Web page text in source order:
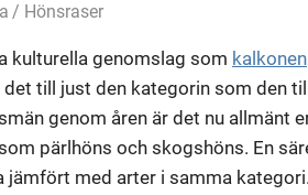
Hönsraser
kulturella genomslag som kalkonen
till just den kategorin som den
genom åren är det nu allmänt
pärlhöns och skogshöns. En
med arter i samma